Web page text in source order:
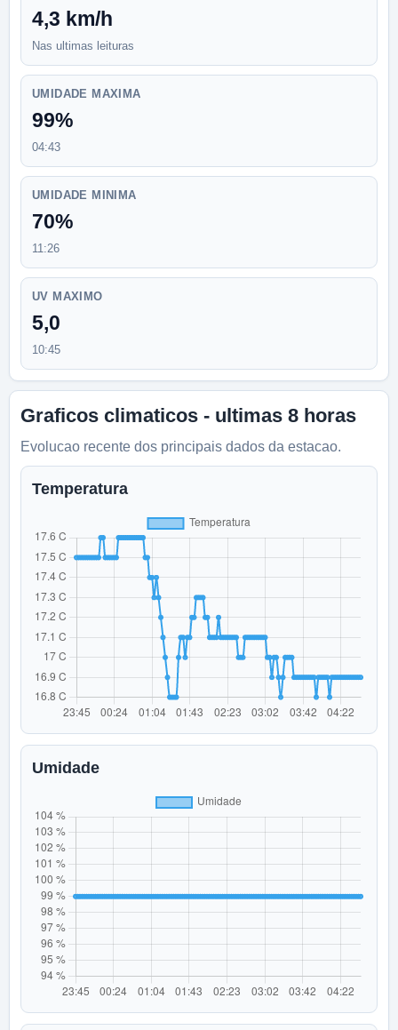
4,3 km/h
Nas ultimas leituras
UMIDADE MAXIMA
99%
04:43
UMIDADE MINIMA
70%
11:26
UV MAXIMO
5,0
10:45
Graficos climaticos - ultimas 8 horas
Evolucao recente dos principais dados da estacao.
Temperatura
Umidade